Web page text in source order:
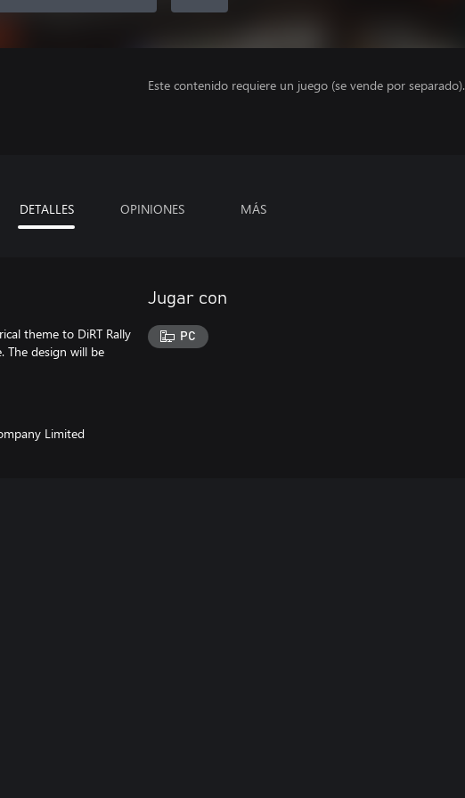
Este contenido requiere un juego (se vende por separado).
DETALLES OPINIONES MÁS
theme to DiRT Rally
The design will be
Limited
Jugar con
PC